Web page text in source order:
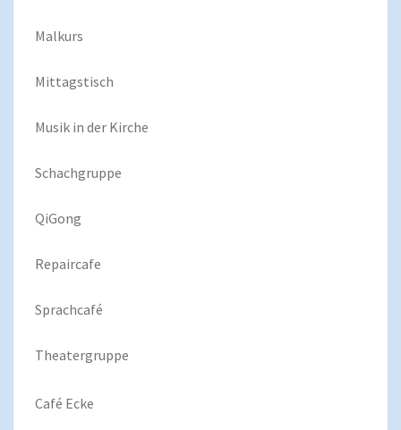
Malkurs
Mittagstisch
Musik in der Kirche
Schachgruppe
QiGong
Repaircafe
Sprachcafé
Theatergruppe
Café Ecke